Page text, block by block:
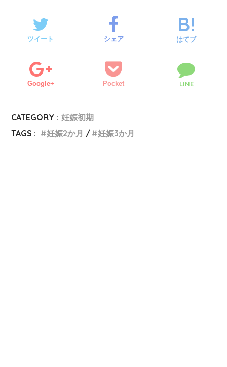
ツイート シェア はてブ
Google+ Pocket LINE
CATEGORY : 妊娠初期
TAGS :
妊娠2か月 妊娠3か月